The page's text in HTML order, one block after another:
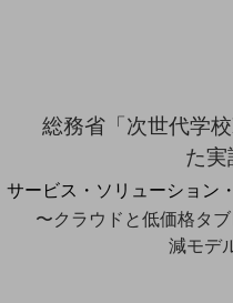
別ウィンドウで開きます
サービス・ソリューション
サービス・ソリューション
総務省「次世代学
た
〜クラウドと低価格タ
減モデ